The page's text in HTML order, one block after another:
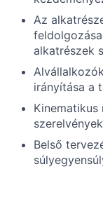
Az
alkatrészek
irányítása a
Kinematikus
Belső